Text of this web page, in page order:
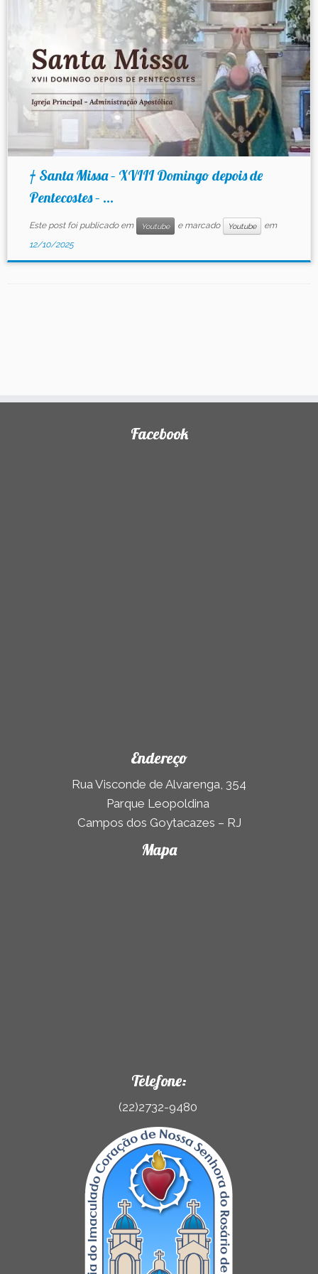
† Santa Missa – XVIII Domingo depois de
Pentecostes – ...
Este post foi publicado em Youtube e marcado Youtube
em
12/10/2025
Facebook
Endereço
Rua Visconde de Alvarenga, 354
Parque Leopoldina
Campos dos Goytacazes – RJ
Mapa
Telefone:
(22)2732-9480